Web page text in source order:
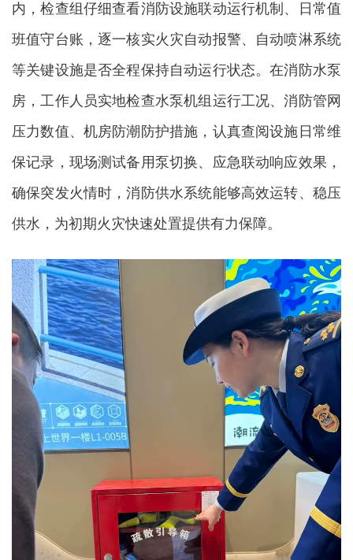
内，检查组仔细查看消防设施联动运行机制、日常值
班值守台账，逐一核实火灾自动报警、自动喷淋系统
等关键设施是否全程保持自动运行状态。在消防水泵
房，工作人员实地检查水泵机组运行工况、消防管网
压力数值、机房防潮防护措施，认真查阅设施日常维
保记录，现场测试备用泵切换、应急联动响应效果，
确保突发火情时，消防供水系统能够高效运转、稳压
供水，为初期火灾快速处置提供有力保障。